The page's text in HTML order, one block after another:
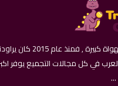
كانت دومًا احلامنا للهواة
في كل مجالات التجميع يوفر